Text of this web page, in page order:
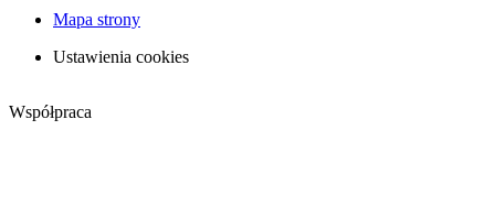
Mapa strony
Ustawienia cookies
Współpraca